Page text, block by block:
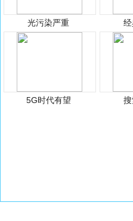
光污染严重
5G时代有望